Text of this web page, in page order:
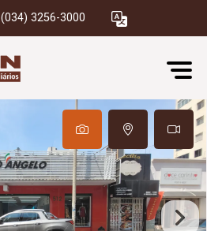
(034) 3256-3000